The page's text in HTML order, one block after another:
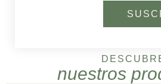
nuestros